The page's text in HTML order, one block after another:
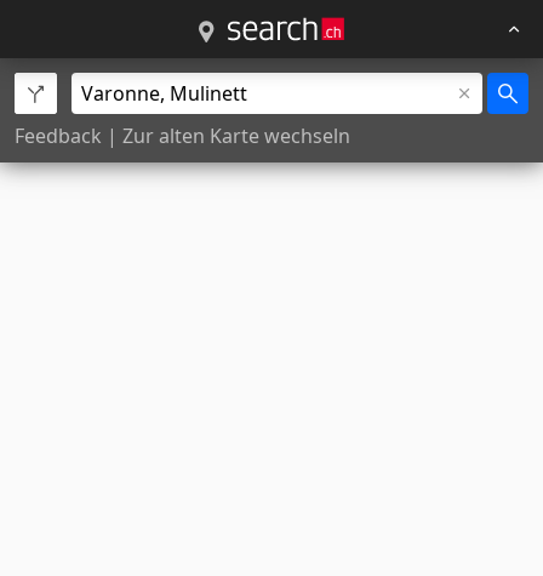
Feedback | Zur alten Karte wechseln